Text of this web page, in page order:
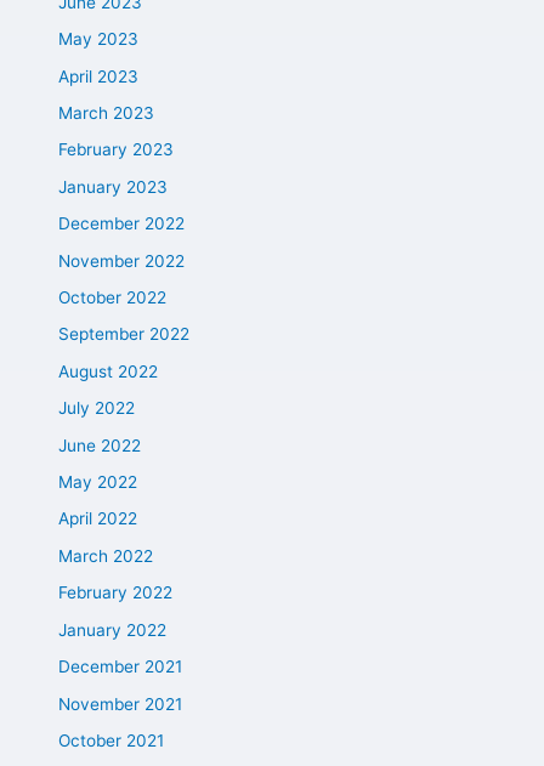
May 2023
April 2023
March 2023
February 2023
January 2023
December 2022
November 2022
October 2022
September 2022
August 2022
July 2022
June 2022
May 2022
April 2022
March 2022
February 2022
January 2022
December 2021
November 2021
October 2021